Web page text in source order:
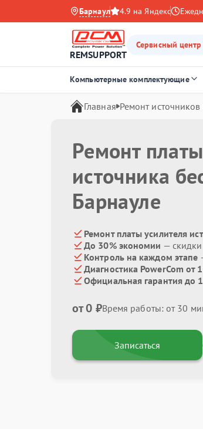
Барнаул 4.9 на Яндекс
REMSUPPORT
Сервисный центр
Компьютерные комплектующие
Главная Ремонт
Ремонт
источника
Барнауле
Ремонт платы усилителя
До 30% экономии —
Контроль на каждом этапе
Диагностика PowerCom от
Официальная гарантия до
от 0 ₽Время работы: от 30
Записаться